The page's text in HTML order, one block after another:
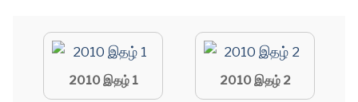
2010 இதழ் 1 2010 இதழ் 2